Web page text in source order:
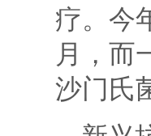
疗。今
月，而
沙门氏